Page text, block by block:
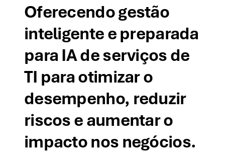
Oferecendo gestão
inteligente e preparada
para IA de serviços de
TI para otimizar o
desempenho, reduzir
riscos e aumentar o
impacto nos negócios.